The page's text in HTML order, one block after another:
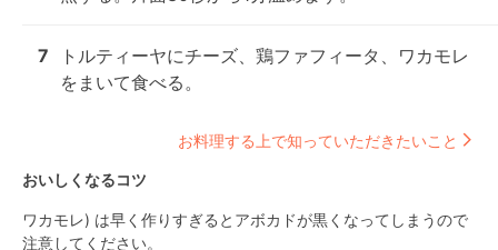
7
トルティーヤにチーズ、鶏ファフィータ、ワカモレ
をまいて食べる。
お料理する上で知っていただきたいこと
おいしくなるコツ
ワカモレ) は早く作りすぎるとアボカドが黒くなってしまうので
注意してください。